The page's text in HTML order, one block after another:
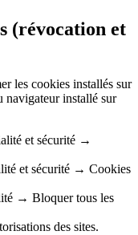
(révocation et
les cookies installés sur
navigateur installé sur
et sécurité →
et sécurité → Cookies
→ Bloquer tous les
des sites.